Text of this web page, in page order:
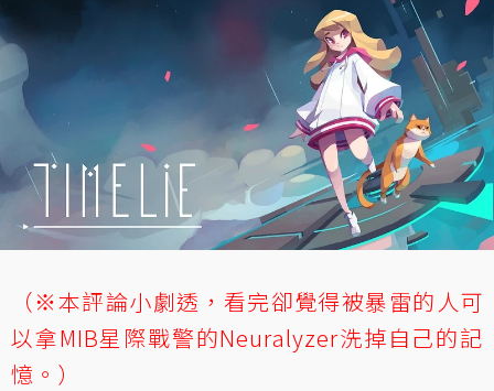
（※本評論小劇透，看完卻覺得被暴雷的人可
以拿MIB星際戰警的Neuralyzer洗掉自己的記
憶。）